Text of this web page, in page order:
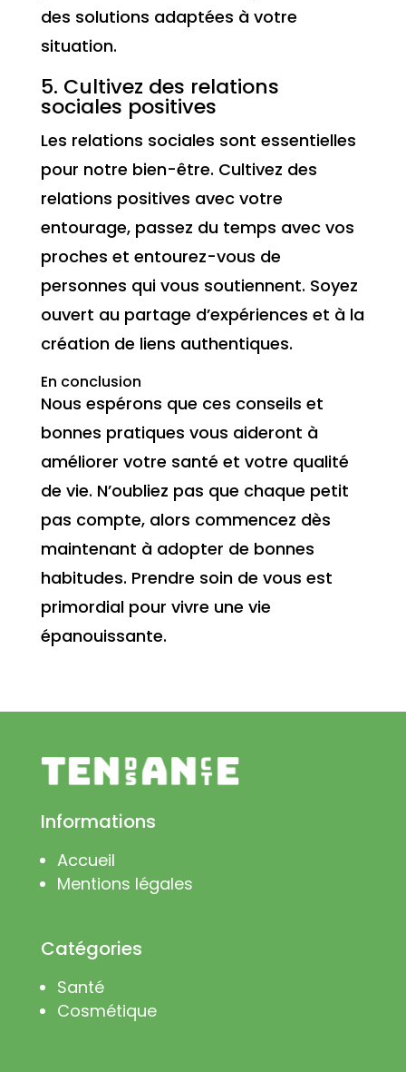
des solutions adaptées à votre
situation.
5. Cultivez des relations
sociales positives
Les relations sociales sont essentielles
pour notre bien-être. Cultivez des
relations positives avec votre
entourage, passez du temps avec vos
proches et entourez-vous de
personnes qui vous soutiennent. Soyez
ouvert au partage d’expériences et à la
création de liens authentiques.
En conclusion
Nous espérons que ces conseils et
bonnes pratiques vous aideront à
améliorer votre santé et votre qualité
de vie. N’oubliez pas que chaque petit
pas compte, alors commencez dès
maintenant à adopter de bonnes
habitudes. Prendre soin de vous est
primordial pour vivre une vie
épanouissante.
Informations
Accueil
Mentions légales
Catégories
Santé
Cosmétique